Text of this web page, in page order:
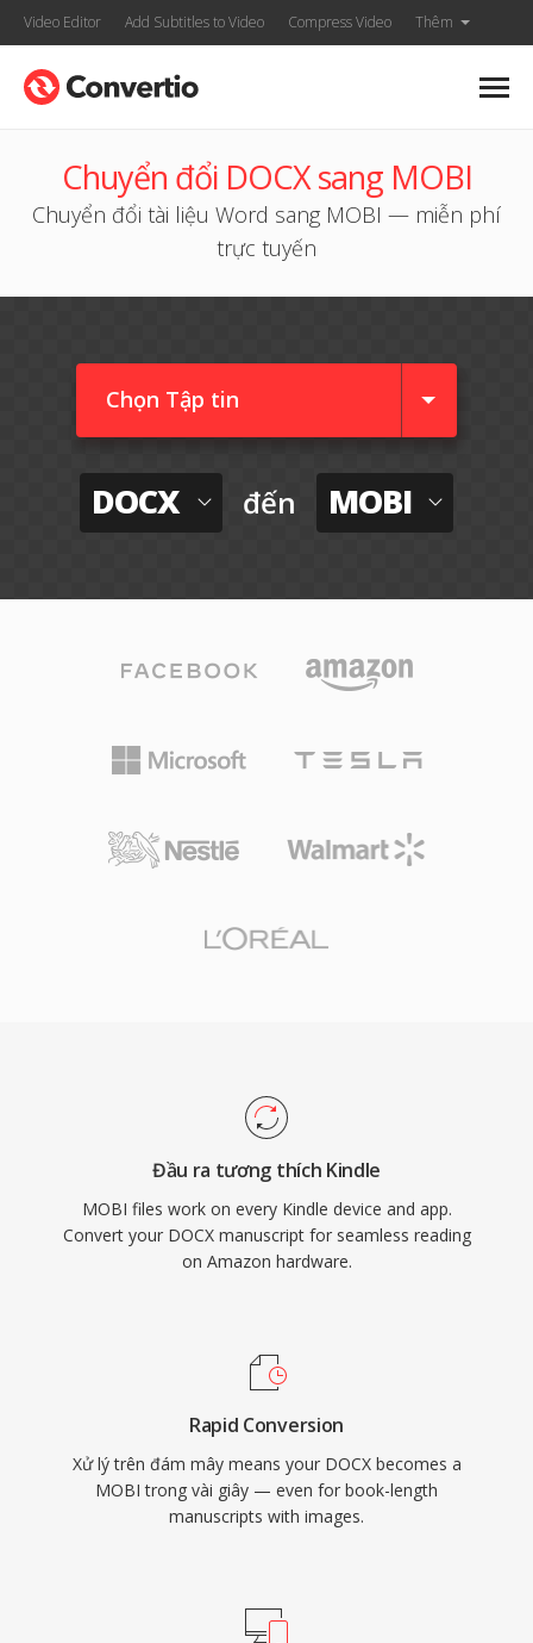
Video Editor Add Subtitles to Video Compress Video Thêm
Chuyển đổi DOCX sang MOBI
Chuyển đổi tài liệu Word sang MOBI — miễn phí
trực tuyến
Chọn Tập tin
DOCX đến MOBI
Đầu ra tương thích Kindle
MOBI files work on every Kindle device and app.
Convert your DOCX manuscript for seamless reading
on Amazon hardware.
Rapid Conversion
Xử lý trên đám mây means your DOCX becomes a
MOBI trong vài giây — even for book-length
manuscripts with images.